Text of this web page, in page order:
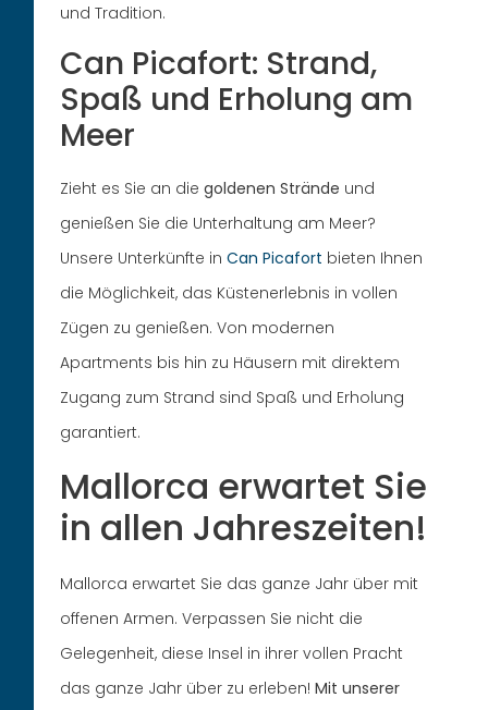
und Tradition.
Can Picafort: Strand,
Spaß und Erholung am
Meer
Zieht es Sie an diegoldenen Strände und
genießen Sie die Unterhaltung am Meer?
Unsere Unterkünfte inCan Picafort bieten Ihnen
die Möglichkeit, das Küstenerlebnis in vollen
Zügen zu genießen. Von modernen
Apartments bis hin zu Häusern mit direktem
Zugang zum Strand sind Spaß und Erholung
garantiert.
Mallorca erwartet Sie
in allen Jahreszeiten!
Mallorca erwartet Sie das ganze Jahr über mit
offenen Armen. Verpassen Sie nicht die
Gelegenheit, diese Insel in ihrer vollen Pracht
das ganze Jahr über zu erleben!Mit unserer